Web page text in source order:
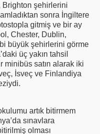
Brighton şehirlerini
sonra İngiltere
gitmiş ve bir ay
Chester, Dublin,
büyük şehirlerini görme
üç yakın tahsil
minibüs satın alarak iki
İsveç ve Finlandiya
artık bitirmem
sınavlara
olması